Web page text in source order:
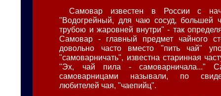
Самовар известен в России с
"Водогрейный, для чаю сосуд, большей
трубою и жаровней внутри" - так
Самовар - главный предмет чайного
довольно часто вместо "пить чай"
"самоварничать", известна старинная
"Эх, чай пила - самоварничала..."
самоварницами называли, по
любителей чая, "чаепийц".